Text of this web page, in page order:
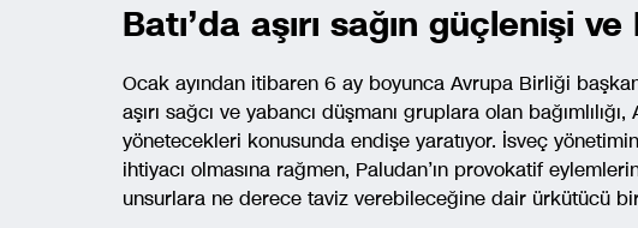
Batı’da aşırı sağın güçlenişi ve
Ocak ayından itibaren 6 ay boyunca Avrupa Birliği
aşırı sağcı ve yabancı düşmanı gruplara olan
yönetecekleri konusunda endişe yaratıyor. İsveç
ihtiyacı olmasına rağmen, Paludan’ın provokatif
unsurlara ne derece taviz verebileceğine dair ürkütücü